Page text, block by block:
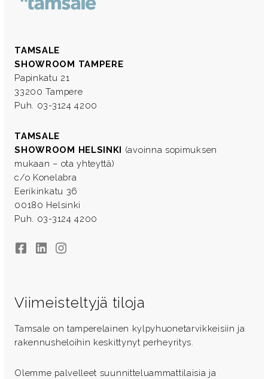
TAMSALE
SHOWROOM TAMPERE
Papinkatu 21
33200 Tampere
Puh. 03-3124 4200
TAMSALE
SHOWROOM HELSINKI (avoinna sopimuksen
mukaan – ota yhteyttä)
c/o Konelabra
Eerikinkatu 36
00180 Helsinki
Puh. 03-3124 4200
FacebookLinkedInInstagram
Viimeisteltyjä tiloja
Tamsale on tamperelainen kylpyhuonetarvikkeisiin ja
rakennusheloihin keskittynyt perheyritys.
Olemme palvelleet suunnitteluammattilaisia ja